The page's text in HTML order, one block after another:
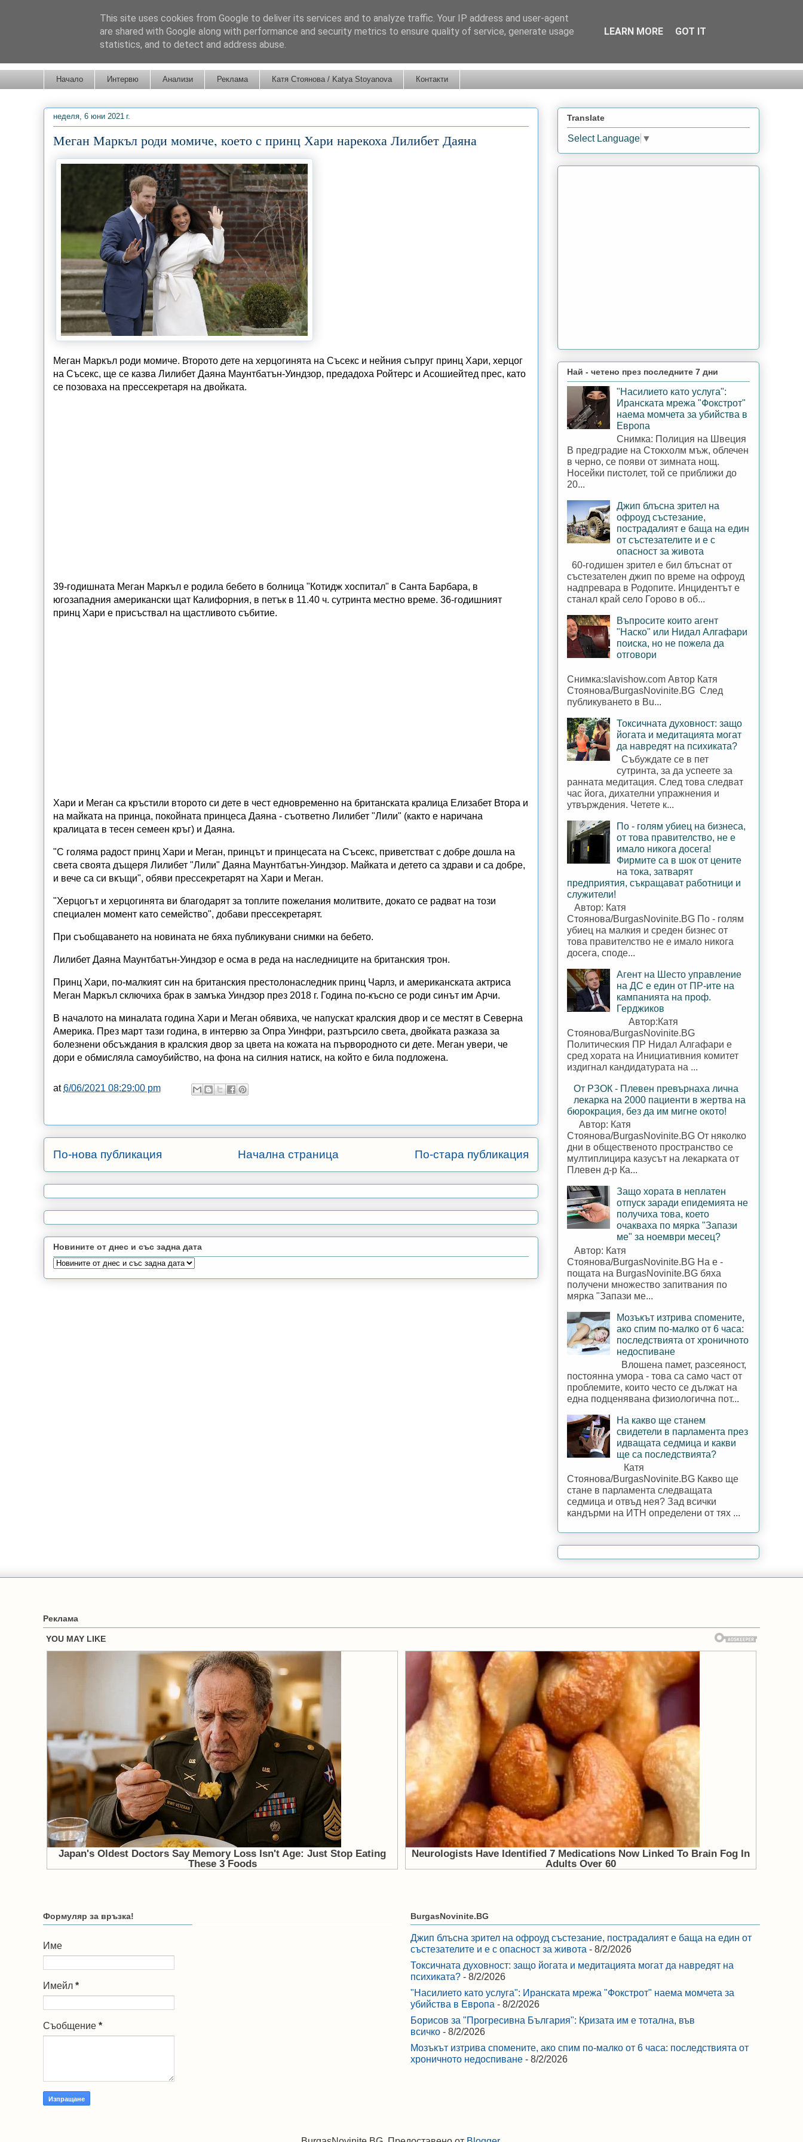
Начало Интервю Анализи Реклама Катя Стоянова / Katya Stoyanova Контакти
неделя, 6 юни 2021 г.
Меган Маркъл роди момиче, което с принц Хари нарекоха Лилибет Даяна
Меган Маркъл роди момиче. Второто дете на херцогинята на Съсекс и нейния съпруг принц Хари, херцог
на Съсекс, ще се казва Лилибет Даяна Маунтбатън-Уиндзор, предадоха Ройтерс и Асошиейтед прес, като
се позоваха на прессекретаря на двойката.
39-годишната Меган Маркъл е родила бебето в болница "Котидж хоспитал" в Санта Барбара, в
югозападния американски щат Калифорния, в петък в 11.40 ч. сутринта местно време. 36-годишният
принц Хари е присъствал на щастливото събитие.
Хари и Меган са кръстили второто си дете в чест едновременно на британската кралица Елизабет Втора и
на майката на принца, покойната принцеса Даяна - съответно Лилибет "Лили" (както е наричана
кралицата в тесен семеен кръг) и Даяна.
"С голяма радост принц Хари и Меган, принцът и принцесата на Съсекс, приветстват с добре дошла на
света своята дъщеря Лилибет "Лили" Даяна Маунтбатън-Уиндзор. Майката и детето са здрави и са добре,
и вече са си вкъщи", обяви прессекретарят на Хари и Меган.
"Херцогът и херцогинята ви благодарят за топлите пожелания молитвите, докато се радват на този
специален момент като семейство", добави прессекретарят.
При съобщаването на новината не бяха публикувани снимки на бебето.
Лилибет Даяна Маунтбатън-Уиндзор е осма в реда на наследниците на британския трон.
Принц Хари, по-малкият син на британския престолонаследник принц Чарлз, и американската актриса
Меган Маркъл сключиха брак в замъка Уиндзор през 2018 г. Година по-късно се роди синът им Арчи.
В началото на миналата година Хари и Меган обявиха, че напускат кралския двор и се местят в Северна
Америка. През март тази година, в интервю за Опра Уинфри, разтърсило света, двойката разказа за
болезнени обсъждания в кралския двор за цвета на кожата на първородното си дете. Меган увери, че
дори е обмисляла самоубийство, на фона на силния натиск, на който е била подложена.
at6/06/2021 08:29:00 pm
По-нова публикация По-стара публикация
Начална страница
Новините от днес и със задна дата
Translate
Select Language ▼
Най - четено през последните 7 дни
"Насилието като услуга":
Иранската мрежа "Фокстрот"
наема момчета за убийства в
Европа
Снимка: Полиция на Швеция
В предградие на Стокхолм мъж, облечен
в черно, се появи от зимната нощ.
Носейки пистолет, той се приближи до
20...
Джип блъсна зрител на
офроуд състезание,
пострадалият е баща на един
от състезателите и е с
опасност за живота
60-годишен зрител е бил блъснат от
състезателен джип по време на офроуд
надпревара в Родопите. Инцидентът е
станал край село Горово в об...
Въпросите които агент
"Наско" или Нидал Алгафари
поиска, но не пожела да
отговори
Снимка:slavishow.com Автор Катя
Стоянова/BurgasNovinite.BG След
публикуването в Bu...
Токсичната духовност: защо
йогата и медитацията могат
да навредят на психиката?
Събуждате се в пет
сутринта, за да успеете за
ранната медитация. След това следват
час йога, дихателни упражнения и
утвърждения. Четете к...
По - голям убиец на бизнеса,
от това правителство, не е
имало никога досега!
Фирмите са в шок от цените
на тока, затварят
предприятия, съкращават работници и
служители!
Автор: Катя
Стоянова/BurgasNovinite.BG По - голям
убиец на малкия и среден бизнес от
това правителство не е имало никога
досега, споде...
Агент на Шесто управление
на ДС е един от ПР-ите на
кампанията на проф.
Герджиков
Автор:Катя
Стоянова/BurgasNovinite.BG
Политическия ПР Нидал Алгафари е
сред хората на Инициативния комитет
издигнал кандидатурата на ...
От РЗОК - Плевен превърнаха лична
лекарка на 2000 пациенти в жертва на
бюрокрация, без да им мигне окото!
Автор: Катя
Стоянова/BurgasNovinite.BG От няколко
дни в общественото пространство се
мултиплицира казусът на лекарката от
Плевен д-р Ка...
Защо хората в неплатен
отпуск заради епидемията не
получиха това, което
очакваха по мярка "Запази
ме" за ноември месец?
Автор: Катя
Стоянова/BurgasNovinite.BG На е -
пощата на BurgasNovinite.BG бяха
получени множество запитвания по
мярка "Запази ме...
Мозъкът изтрива спомените,
ако спим по-малко от 6 часа:
последствията от хроничното
недоспиване
Влошена памет, разсеяност,
постоянна умора - това са само част от
проблемите, които често се дължат на
една подценявана физиологична пот...
На какво ще станем
свидетели в парламента през
идващата седмица и какви
ще са последствията?
Катя
Стоянова/BurgasNovinite.BG Какво ще
стане в парламента следващата
седмица и отвъд нея? Зад всички
кандърми на ИТН определени от тях ...
Реклама
Формуляр за връзка!
Име
Имейл *
Съобщение *
BurgasNovinite.BG
Джип блъсна зрител на офроуд състезание, пострадалият е баща на един от
състезателите и е с опасност за живота - 8/2/2026
Токсичната духовност: защо йогата и медитацията могат да навредят на
психиката? - 8/2/2026
"Насилието като услуга": Иранската мрежа "Фокстрот" наема момчета за
убийства в Европа - 8/2/2026
Борисов за "Прогресивна България": Кризата им е тотална, във
всичко - 8/2/2026
Мозъкът изтрива спомените, ако спим по-малко от 6 часа: последствията от
хроничното недоспиване - 8/2/2026
This site uses cookies from Google to deliver its services and to analyze traffic. Your IP address and user-agent
are shared with Google along with performance and security metrics to ensure quality of service, generate usage
statistics, and to detect and address abuse.
LEARN MORE GOT IT